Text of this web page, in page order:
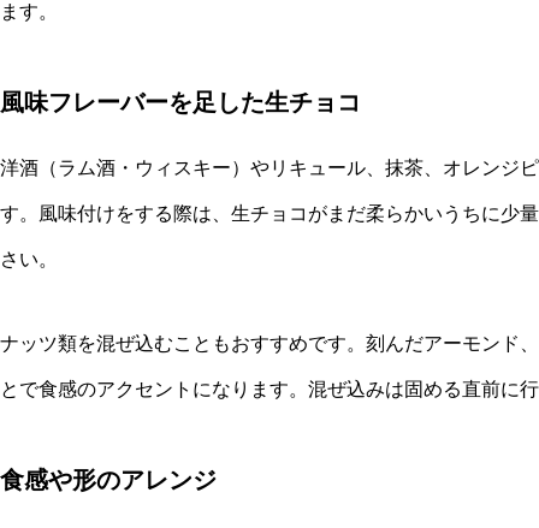
ます。
風味フレーバーを足した生チョコ
洋酒（ラム酒・ウィスキー）やリキュール、抹茶、オレンジ
す。風味付けをする際は、生チョコがまだ柔らかいうちに少
さい。
ナッツ類を混ぜ込むこともおすすめです。刻んだアーモンド
とで食感のアクセントになります。混ぜ込みは固める直前に
食感や形のアレンジ